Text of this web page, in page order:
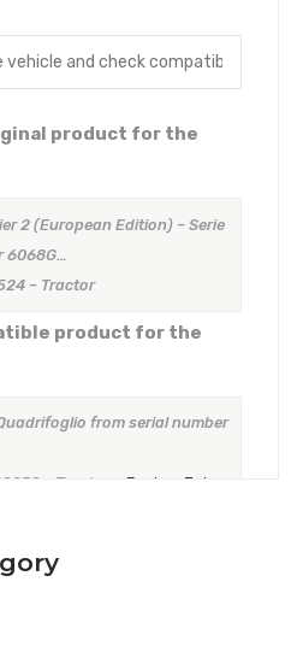
product for the
2 (European Edition) – Serie
6068G…
– Tractor
product for the
from serial number
– Tractor
Engine: John